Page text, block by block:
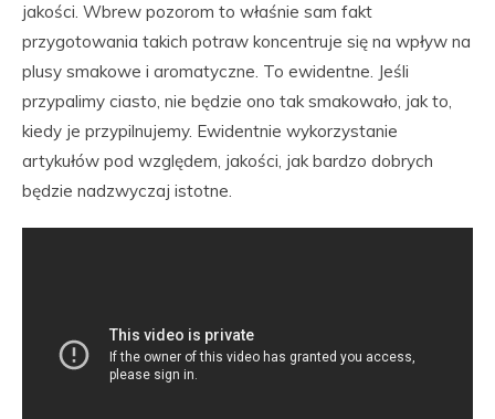
jakości. Wbrew pozorom to właśnie sam fakt
przygotowania takich potraw koncentruje się na wpływ na
plusy smakowe i aromatyczne. To ewidentne. Jeśli
przypalimy ciasto, nie będzie ono tak smakowało, jak to,
kiedy je przypilnujemy. Ewidentnie wykorzystanie
artykułów pod względem, jakości, jak bardzo dobrych
będzie nadzwyczaj istotne.